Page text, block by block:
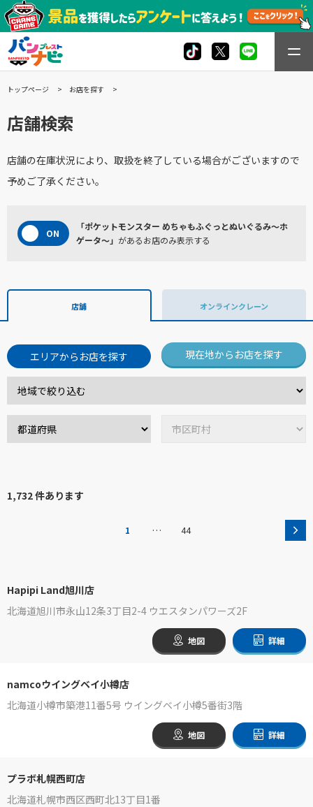
トップページ お店を探す
店舗検索
店舗の在庫状況により、取扱を終了している場合がございますので
予めご了承ください。
「ポケットモンスター めちゃもふぐっとぬいぐるみ～ホ
ゲータ～」 があるお店のみ表示する
店舗 オンラインクレーン
エリアからお店を探す 現在地からお店を探す
1,732 件あります
1 … 44
Hapipi Land旭川店
北海道旭川市永山12条3丁目2-4 ウエスタンパワーズ2F
地図 詳細
namcoウイングベイ小樽店
北海道小樽市築港11番5号 ウイングベイ小樽5番街3階
地図 詳細
プラボ札幌西町店
北海道札幌市西区西町北13丁目1番